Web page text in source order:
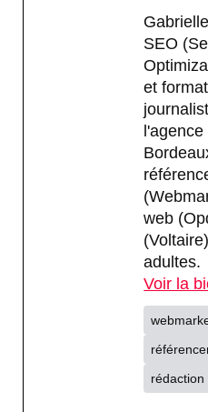
SEO
et
web
adultes.
Voir la
rédaction